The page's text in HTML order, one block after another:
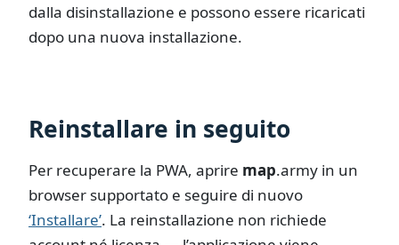
dalla disinstallazione e possono essere ricaricati
dopo una nuova installazione.
Reinstallare in seguito
Per recuperare la PWA, aprire map.army in un
browser supportato e seguire di nuovo
‘Installare’. La reinstallazione non richiede